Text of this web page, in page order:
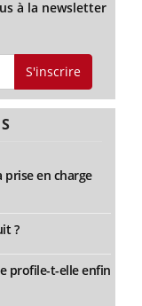
à la newsletter
S'inscrire
prise en charge
?
profile-t-elle enfin